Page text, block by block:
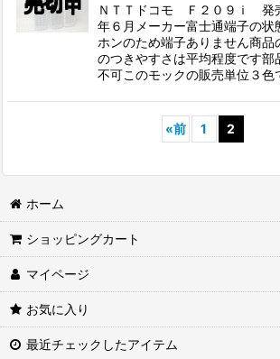
ＮＴＴドコモ Ｆ２０９ｉ 発
年６月メーカー富士通端子の状
ホンのため端子ありません商品
のつきやすさは平均程度です部
不可このモックの販売単位３
«前 1 2
ホーム
ショッピングカート
マイページ
お気に入り
最近チェックしたアイテム